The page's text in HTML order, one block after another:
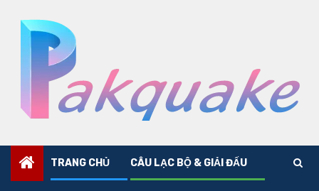
content
TRANG CHỦ CÂU LẠC BỘ & GIẢI ĐẤU